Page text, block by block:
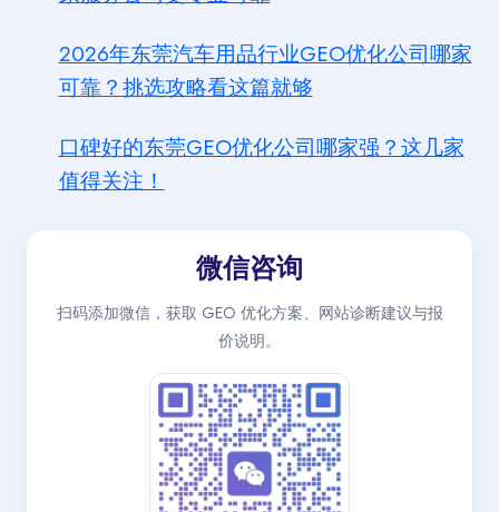
2026年东莞汽车用品行业GEO优化公司哪家
可靠？挑选攻略看这篇就够
口碑好的东莞GEO优化公司哪家强？这几家
值得关注！
微信咨询
扫码添加微信，获取 GEO 优化方案、网站诊断建议与报
价说明。